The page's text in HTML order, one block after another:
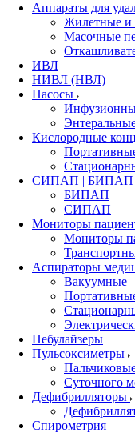
Аппараты для
Жилетные и
Масочные
ИВЛ
НИВЛ (НВЛ)
Насосы
Кислородные
СИПАП | БИПАП
БИПАП
СИПАП
Мониторы
Мониторы
Аспираторы
Вакуумные
Небулайзеры
Пульсоксиметры
Суточного
Дефибрилляторы
Спирометрия